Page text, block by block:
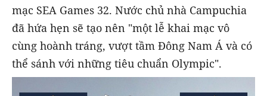
mạc SEA Games 32. Nước chủ nhà Campuchia
đã hứa hẹn sẽ tạo nên "một lễ khai mạc vô
cùng hoành tráng, vượt tầm Đông Nam Á và có
thể sánh với những tiêu chuẩn Olympic".